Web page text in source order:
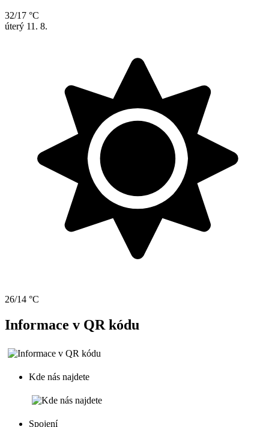
32/17 °C
úterý 11. 8.
26/14 °C
Informace v QR kódu
Kde nás najdete
Spojení